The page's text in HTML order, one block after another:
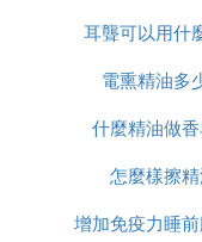
耳聾可以用什
電熏精油多
什麼精油做
怎麼樣擦
增加免疫力睡